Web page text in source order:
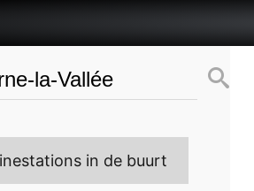
in de buurt